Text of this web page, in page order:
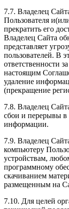
7.7. Владелец
Пользователя
прекратить его
Владелец Сайта
представляет
пользователей. В
ответственности
настоящим
удаление
(прекращение
7.8. Владелец
сбои и перерывы
информации.
7.9. Владелец
компьютеру
устройствам,
программному
скачиванием
размещенным на
7.10. Для целей